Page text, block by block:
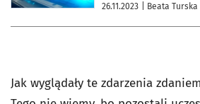
26.11.2023 | Beata Turska
Jak wyglądały te zdarzenia